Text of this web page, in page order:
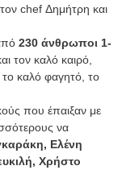
chef Δημήτρη και
230 άνθρωποι 1-
τον καλό καιρό,
καλό φαγητό, το
που έπαιξαν με
να
Ελένη
Χρήστο